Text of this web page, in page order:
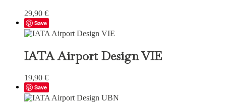
29,90 €
Save
IATA Airport Design VIE
19,90 €
Save